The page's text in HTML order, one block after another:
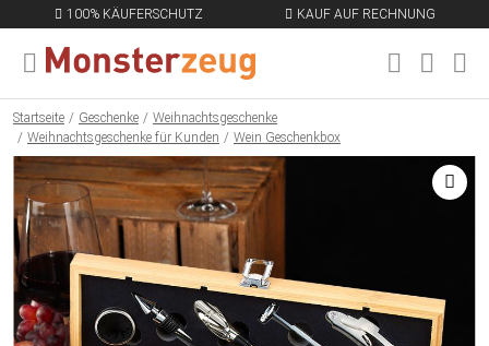
100% KÄUFERSCHUTZ KAUF AUF RECHNUNG
MENÜ SCHLIESSEN
Startseite Geschenke
Weihnachtsgeschenke
Weihnachtsgeschenke für Kunden
Wein Geschenkbox